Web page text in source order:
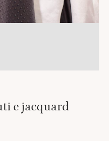
e jacquard